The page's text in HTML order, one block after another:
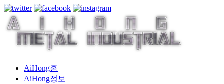
AiHong홈
AiHong정보